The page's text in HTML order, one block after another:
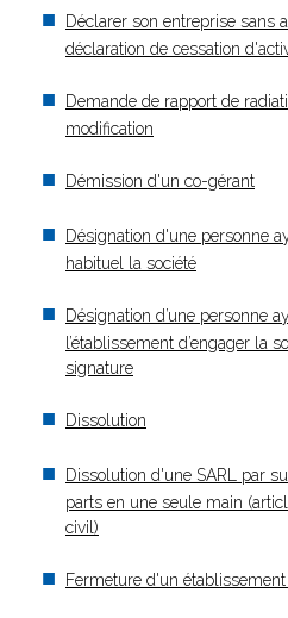
Déclarer son entreprise sans
déclaration de cessation
Demande de rapport de
modification
Démission d'un co-gérant
Désignation d'une personne
habituel la société
Désignation d’une personne
l’établissement d’engager la
signature
Dissolution
Dissolution d'une SARL par
parts en une seule main
civil)
Fermeture d'un